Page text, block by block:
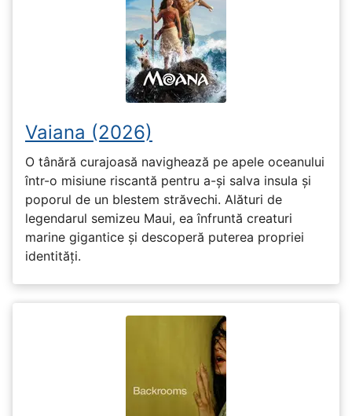
Vaiana (2026)
O tânără curajoasă navighează pe apele oceanului
într-o misiune riscantă pentru a-și salva insula și
poporul de un blestem străvechi. Alături de
legendarul semizeu Maui, ea înfruntă creaturi
marine gigantice și descoperă puterea propriei
identități.